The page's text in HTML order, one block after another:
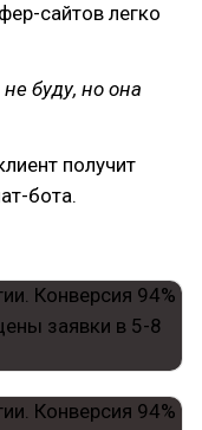
сайтов легко
буду, но она
получит
бота.